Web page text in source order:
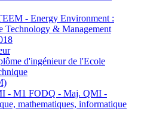
- Energy Environment :
Technology & Management
d'ingénieur de l'Ecole
- M1 FODQ - Maj. QMI -
mathematiques, informatique